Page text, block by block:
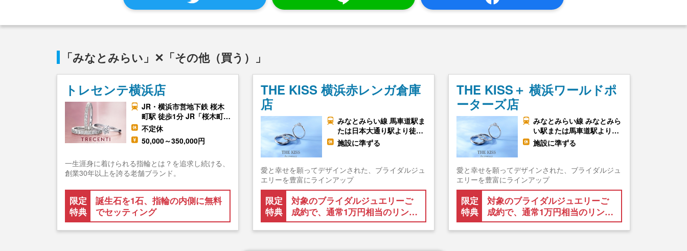
「みなとみらい」✕「その他（買う）」
トレセンテ横浜店
JR・横浜市営地下鉄 桜木
町駅 徒歩1分 JR「桜木町…
不定休
50,000～350,000円
一生涯身に着けられる指輪とは？を追求し続ける、
創業30年以上を誇る老舗ブランド。
限定
特典
誕生石を1石、指輪の内側に無料
でセッティング
THE KISS 横浜赤レンガ倉庫
店
みなとみらい線 馬車道駅ま
たは日本大通り駅より徒…
施設に準ずる
愛と幸せを願ってデザインされた、ブライダルジュ
エリーを豊富にラインアップ
限定
特典
対象のブライダルジュエリーご
成約で、通常1万円相当のリン…
THE KISS＋ 横浜ワールドポ
ーターズ店
みなとみらい線 みなとみら
い駅または馬車道駅より…
施設に準ずる
愛と幸せを願ってデザインされた、ブライダルジュ
エリーを豊富にラインアップ
限定
特典
対象のブライダルジュエリーご
成約で、通常1万円相当のリン…